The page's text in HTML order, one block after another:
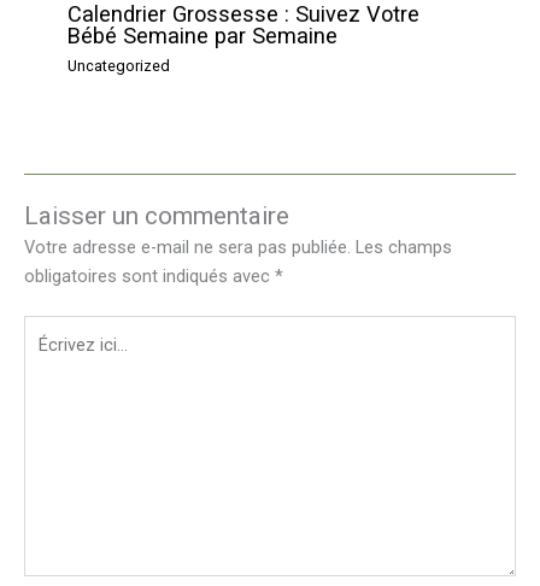
Calendrier Grossesse : Suivez Votre
Bébé Semaine par Semaine
Uncategorized
Laisser un commentaire
Votre adresse e-mail ne sera pas publiée. Les champs
obligatoires sont indiqués avec *
Écrivez